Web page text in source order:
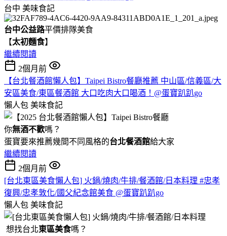
台中 美味食記
台中公益路平價排隊美食
【太初麵食】
繼續閱讀
2個月前
【台北餐酒館懶人包】Taipei Bistro餐廳推薦 中山區/信義區/大
安區美食/東區餐酒館 大口吃肉大口喝酒！@蛋寶趴趴go
懶人包 美味食記
你無酒不歡嗎？
蛋寶要來推薦幾間不同風格的台北餐酒館給大家
繼續閱讀
2個月前
[台北東區美食懶人包] 火鍋/燒肉/牛排/餐酒館/日本料理 #忠孝
復興/忠孝敦化/國父紀念館美食 @蛋寶趴趴go
懶人包 美味食記
想找台北東區美食嗎？